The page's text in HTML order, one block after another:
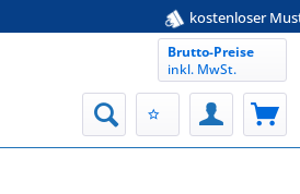
kostenloser Musterservice
Brutto-Preise
inkl. MwSt.